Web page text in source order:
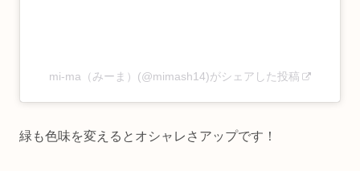
mi-ma（みーま）(@mimash14)がシェアした投稿
緑も色味を変えるとオシャレさアップです！